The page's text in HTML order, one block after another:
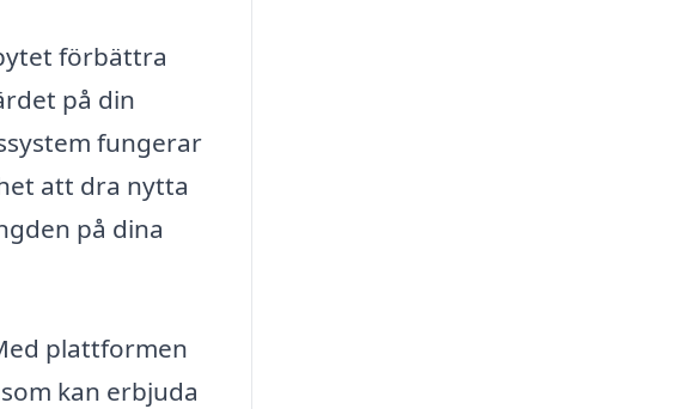
förbättra
på din
fungerar
att dra nytta
på dina
plattformen
kan erbjuda